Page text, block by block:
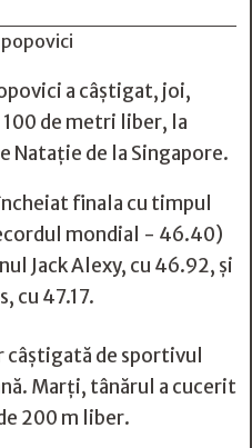
a câștigat, joi,
100 de metri liber, la
Natație de la Singapore.
finala cu timpul
mondial - 46.40)
Jack Alexy, cu 46.92, și
cu 47.17.
câștigată de sportivul
Marți, tânărul a cucerit
200 m liber.